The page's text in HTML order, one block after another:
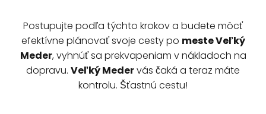
Postupujte podľa týchto krokov a budete môcť
efektívne plánovať svoje cesty po meste Veľký
Meder, vyhnúť sa prekvapeniam v nákladoch na
dopravu. Veľký Medervás čaká a teraz máte
kontrolu. Šťastnú cestu!